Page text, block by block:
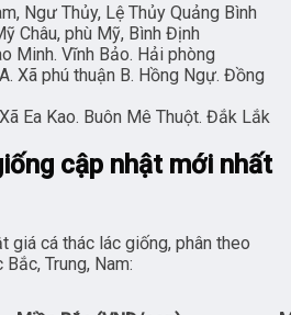
Ngư Thủy, Lệ Thủy Quảng Bình
Châu, phù Mỹ, Bình Định
Minh. Vĩnh Bảo. Hải phòng
Xã phú thuận B. Hồng Ngự. Đồng
Ea Kao. Buôn Mê Thuột. Đắk Lắk
cập nhật mới nhất
giá cá thác lác giống, phân theo
Trung, Nam: